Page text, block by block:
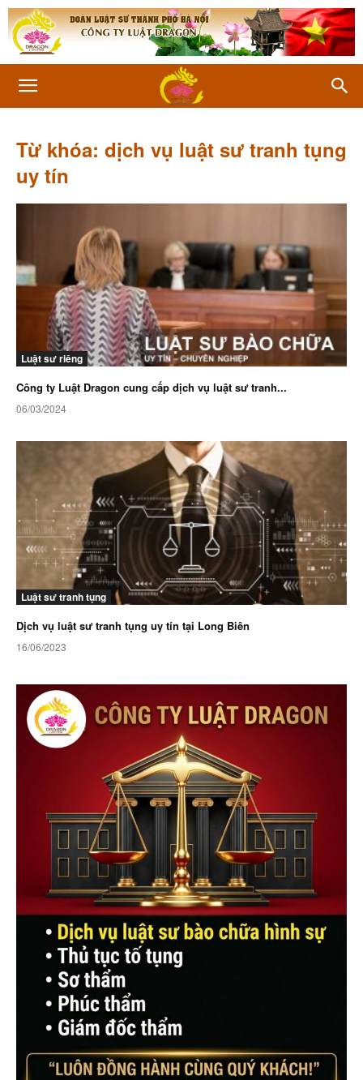
Từ khóa: dịch vụ luật sư tranh tụng
uy tín
Luật sư riêng
Công ty Luật Dragon cung cấp dịch vụ luật sư tranh...
06/03/2024
Luật sư tranh tụng
Dịch vụ luật sư tranh tụng uy tín tại Long Biên
16/06/2023